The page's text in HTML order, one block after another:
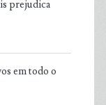
prejudica
em todo o